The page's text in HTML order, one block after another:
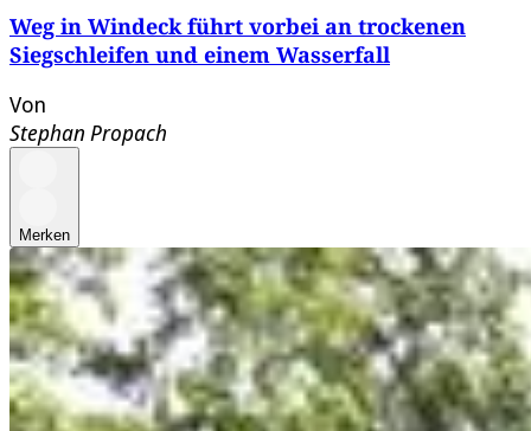
Weg in Windeck führt vorbei an trockenen
Siegschleifen und einem Wasserfall
Von
Stephan Propach
Merken